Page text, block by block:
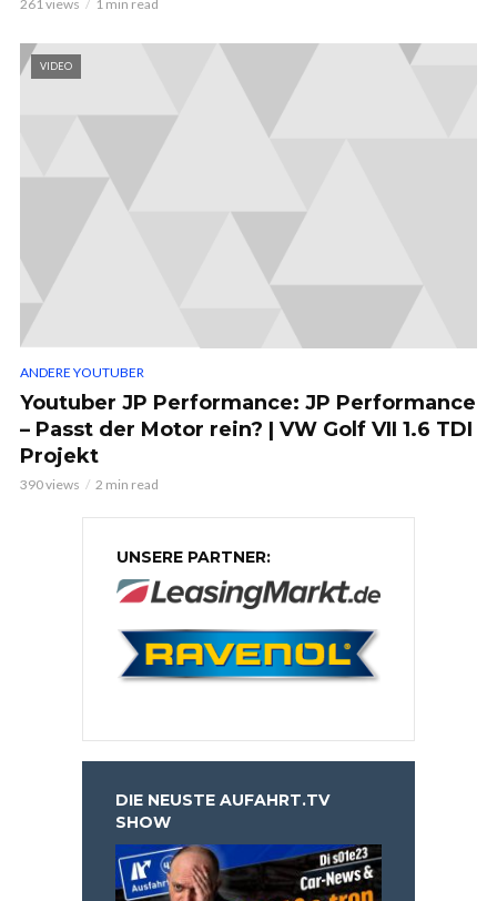
261 views 1 min read
VIDEO
ANDERE YOUTUBER
Youtuber JP Performance: JP Performance
– Passt der Motor rein? | VW Golf VII 1.6 TDI
Projekt
390 views 2 min read
UNSERE PARTNER:
DIE NEUSTE AUFAHRT.TV
SHOW